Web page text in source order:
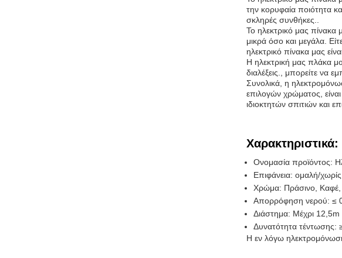
την κορυφαία ποιότητα
σκληρές συνθήκες..
Το ηλεκτρικό μας πίνακα
μικρά όσο και μεγάλα.
ηλεκτρικό πίνακα μας
Η ηλεκτρική μας πλάκα
διαλέξεις., μπορείτε να
Συνολικά, η
επιλογών χρώματος,
ιδιοκτητών σπιτιών και
Χαρακτηριστικά:
Ονομασία προϊόντος:
Επιφάνεια: ομαλή/
Χρώμα: Πράσινο, Καφέ,
Απορρόφηση νερού: ≤
Διάστημα: Μέχρι
Δυνατότητα τέντωσης:
Η εν λόγω